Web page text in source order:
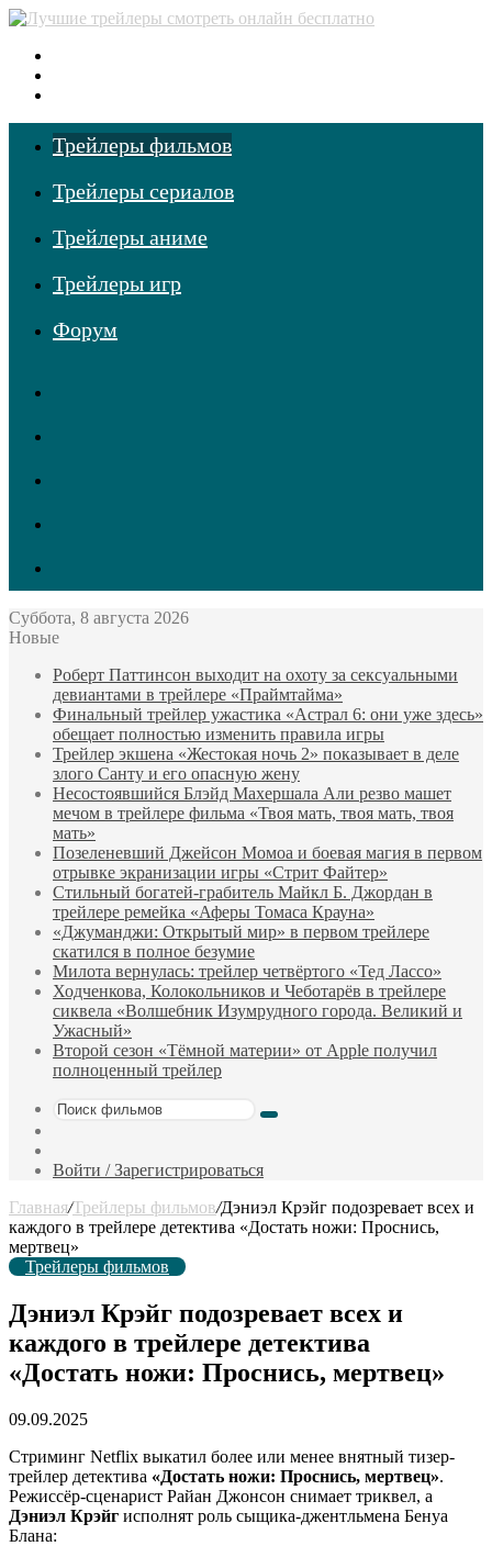
Трейлеры фильмов
Трейлеры сериалов
Трейлеры аниме
Трейлеры игр
Форум
Суббота, 8 августа 2026
Новые
Роберт Паттинсон выходит на охоту за сексуальными
девиантами в трейлере «Праймтайма»
Финальный трейлер ужастика «Астрал 6: они уже здесь»
обещает полностью изменить правила игры
Трейлер экшена «Жестокая ночь 2» показывает в деле
злого Санту и его опасную жену
Несостоявшийся Блэйд Махершала Али резво машет
мечом в трейлере фильма «Твоя мать, твоя мать, твоя
мать»
Позеленевший Джейсон Момоа и боевая магия в первом
отрывке экранизации игры «Стрит Файтер»
Стильный богатей-грабитель Майкл Б. Джордан в
трейлере ремейка «Аферы Томаса Крауна»
«Джуманджи: Открытый мир» в первом трейлере
скатился в полное безумие
Милота вернулась: трейлер четвёртого «Тед Лассо»
Ходченкова, Колокольников и Чеботарёв в трейлере
сиквела «Волшебник Изумрудного города. Великий и
Ужасный»
Второй сезон «Тёмной материи» от Apple получил
полноценный трейлер
Поиск
фильм
Войти / Зарегистрироваться
Главная/Трейлеры фильмов/Дэниэл Крэйг подозревает всех и
каждого в трейлере детектива «Достать ножи: Проснись,
мертвец»
Трейлеры фильмов
Дэниэл Крэйг подозревает всех и
каждого в трейлере детектива
«Достать ножи: Проснись, мертвец»
09.09.2025
Стриминг Netflix выкатил более или менее внятный тизер-
трейлер детектива «Достать ножи: Проснись, мертвец».
Режиссёр-сценарист Райан Джонсон снимает триквел, а
Дэниэл Крэйг исполнят роль сыщика-джентльмена Бенуа
Блана: